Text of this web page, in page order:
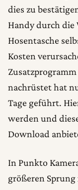
dies zu
Handy durch
Hosentasche
Kosten
Zusatzprogramm
nachrüstet hat
Tage geführt.
werden und
Download
In Punkto
größeren